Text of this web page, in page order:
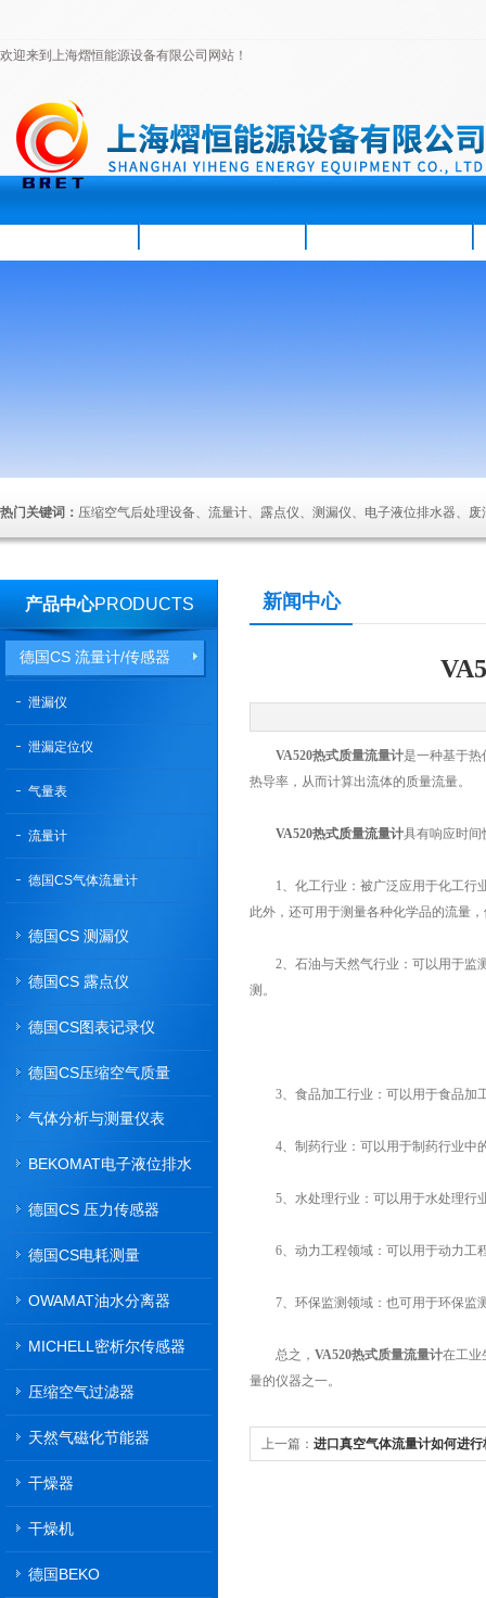
欢迎来到上海熠恒能源设备有限公司网站！
热门关键词： 压缩空气后处理设备、流量计、露点仪、测漏仪、电子液位排水器、
产品中心PRODUCTS
德国CS 流量计/传感器
泄漏仪
泄漏定位仪
气量表
流量计
德国CS气体流量计
德国CS 测漏仪
德国CS 露点仪
德国CS图表记录仪
德国CS压缩空气质量
气体分析与测量仪表
BEKOMAT电子液位排水
德国CS 压力传感器
德国CS电耗测量
OWAMAT油水分离器
MICHELL密析尔传感器
压缩空气过滤器
天然气磁化节能器
干燥器
干燥机
德国BEKO
新闻中心
VA520热式质量流量计是一种基于
热导率，从而计算出流体的质量流量。
VA520热式质量流量计具有响应时间
1、化工行业：被广泛应用于化工行业
此外，还可用于测量各种化学品的流量
2、石油与天然气行业：可以用于监测
测。
3、食品加工行业：可以用于食品加
4、制药行业：可以用于制药行业中
5、水处理行业：可以用于水处理行业
6、动力工程领域：可以用于动力工
7、环保监测领域：也可用于环保监测
总之， VA520热式质量流量计在工业
量的仪器之一。
上一篇： 进口真空气体流量计如何进